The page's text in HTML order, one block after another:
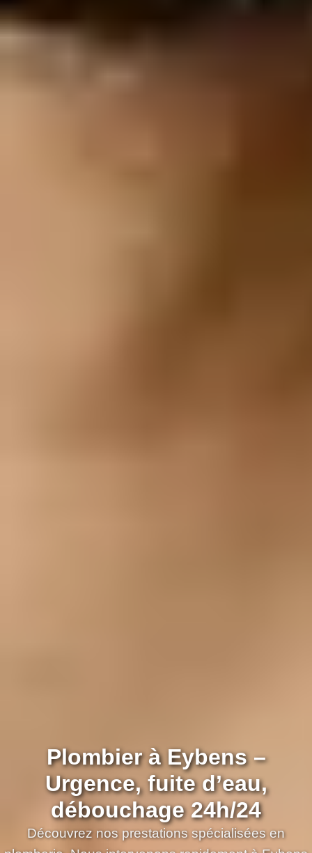
Plombier à Eybens –
Urgence, fuite d’eau,
débouchage 24h/24
Découvrez nos prestations spécialisées en